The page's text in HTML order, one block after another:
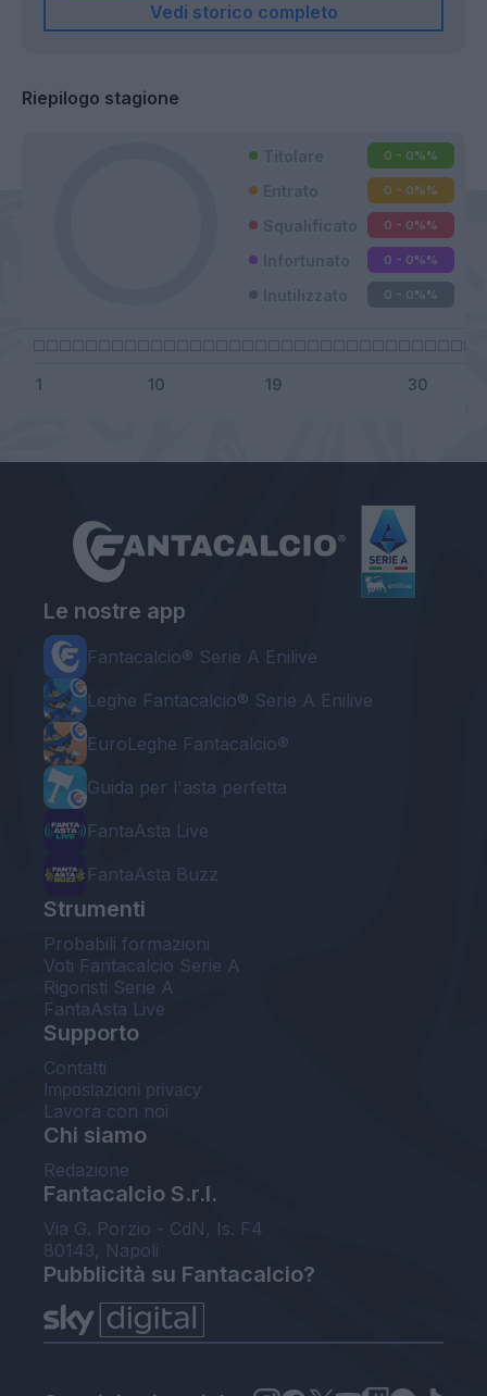
Vedi storico completo
Riepilogo stagione
0 - 0%%
0 - 0%%
0 - 0%%
0 - 0%%
0 - 0%%
Le nostre app
Fantacalcio® Serie A Enilive
Leghe Fantacalcio® Serie A Enilive
EuroLeghe Fantacalcio®
Guida per l'asta perfetta
FantaAsta Live
FantaAsta Buzz
Strumenti
Probabili formazioni
Voti Fantacalcio Serie A
Rigoristi Serie A
FantaAsta Live
Supporto
Contatti
Impostazioni privacy
Lavora con noi
Chi siamo
Redazione
Fantacalcio S.r.l.
Via G. Porzio - CdN, Is. F4
80143, Napoli
Pubblicità su Fantacalcio?